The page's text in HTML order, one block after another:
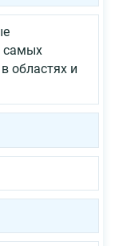
самых
областях и